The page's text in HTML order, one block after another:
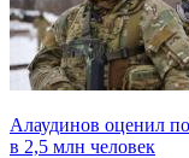
Алаудинов оценил
в 2,5 млн человек